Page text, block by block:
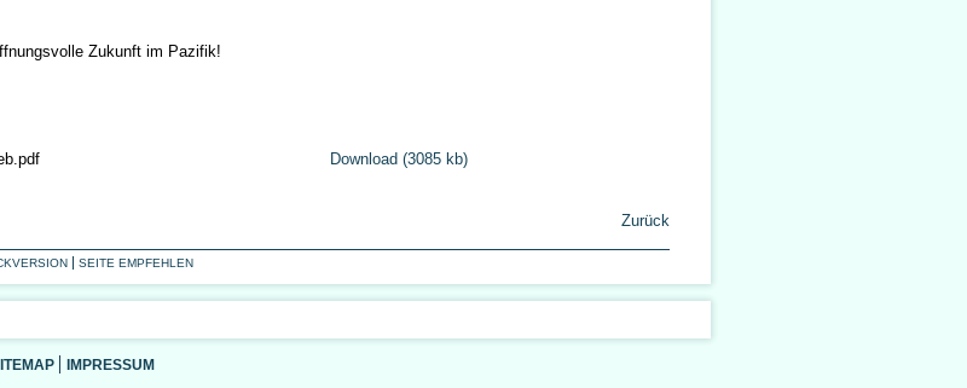
Zukunft im Pazifik!
Download (3085 kb)
Zurück
SEITE EMPFEHLEN
IMPRESSUM